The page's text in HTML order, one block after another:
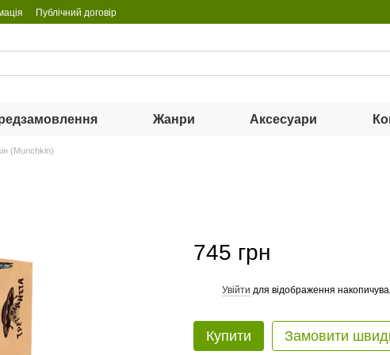
Публічний договір
Жанри Аксесуари
(Munchkin)
745 грн
Увійти для відображення
Купити Замовити